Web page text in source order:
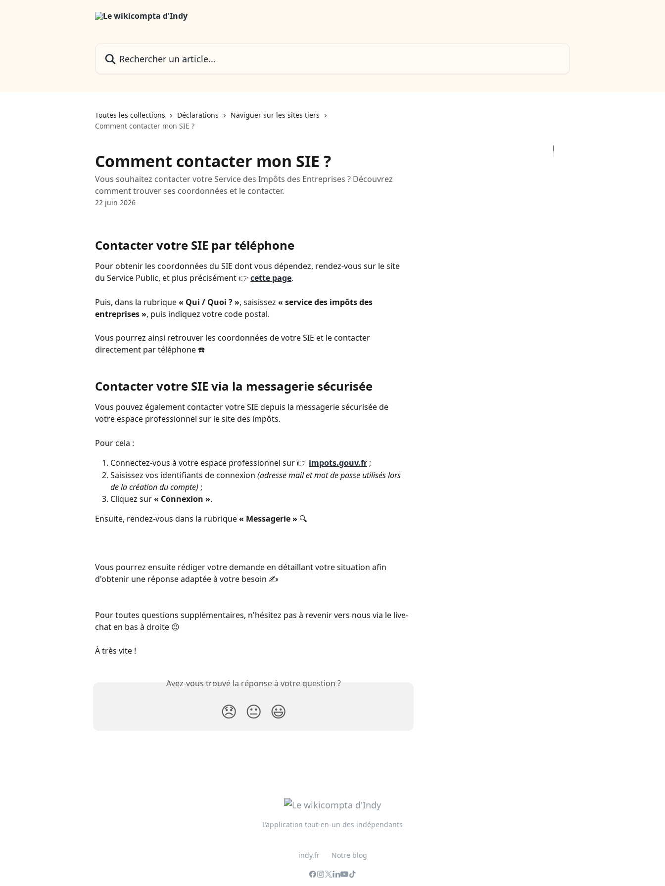
Toutes les collections Déclarations
Naviguer sur les sites tiers
Comment contacter mon SIE ?
Comment contacter mon SIE ?
Vous souhaitez contacter votre Service des Impôts des Entreprises ? Découvrez
comment trouver ses coordonnées et le contacter.
22 juin 2026
Contacter votre SIE par téléphone
Pour obtenir les coordonnées du SIE dont vous dépendez, rendez-vous sur le site
du Service Public, et plus précisément 👉 cette page.
Puis, dans la rubrique « Qui / Quoi ? », saisissez « service des impôts des
entreprises », puis indiquez votre code postal.
Vous pourrez ainsi retrouver les coordonnées de votre SIE et le contacter
directement par téléphone ☎️
Contacter votre SIE via la messagerie sécurisée
Vous pouvez également contacter votre SIE depuis la messagerie sécurisée de
votre espace professionnel sur le site des impôts.
Pour cela :
Connectez-vous à votre espace professionnel sur 👉 impots.gouv.fr ;
Saisissez vos identifiants de connexion (adresse mail et mot de passe utilisés lors
de la création du compte) ;
Cliquez sur « Connexion ».
Ensuite, rendez-vous dans la rubrique « Messagerie » 🔍
Vous pourrez ensuite rédiger votre demande en détaillant votre situation afin
d'obtenir une réponse adaptée à votre besoin ✍️
Pour toutes questions supplémentaires, n'hésitez pas à revenir vers nous via le live-
chat en bas à droite 😉
À très vite !
Avez-vous trouvé la réponse à votre question ?
😞 😐 😃
L’application tout-en-un des indépendants
indy.fr Notre blog